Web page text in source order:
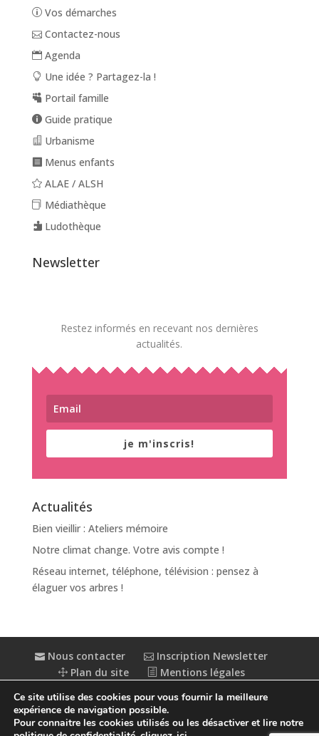
Vos démarches
Contactez-nous
Agenda
Une idée ? Partagez-la !
Portail famille
Guide pratique
Urbanisme
Menus enfants
ALAE / ALSH
Médiathèque
Ludothèque
Newsletter
Restez informés en recevant nos dernières
actualités.
je m'inscris!
Actualités
Bien vieillir : Ateliers mémoire
Notre climat change. Votre avis compte !
Réseau internet, téléphone, télévision : pensez à
élaguer vos arbres !
Nous contacter
Inscription Newsletter
Plan du site
Mentions légales
Accessibilité : partiellement conforme
Ce site utilise des cookies pour vous fournir la meilleure
expérience de navigation possible.
Pour connaitre les cookies utilisés ou les désactiver et lire notre